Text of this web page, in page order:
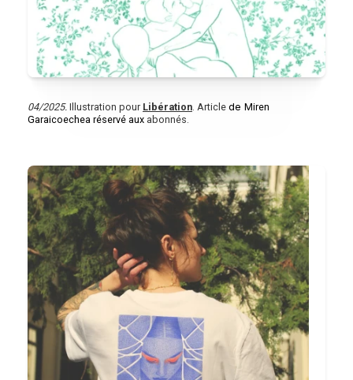
04/2025. Illustration pour Libération. Article de Miren
Garaicoechea réservé aux abonnés.